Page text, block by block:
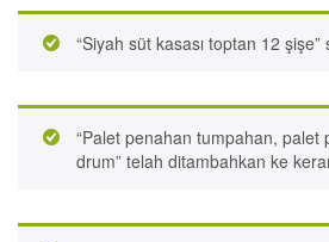
“Siyah süt kasası toptan 12
“Palet penahan tumpahan, palet
drum” telah ditambahkan ke